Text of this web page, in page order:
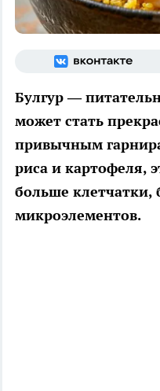
Булгур —
может стать
привычным
риса и картофеля,
больше клетчатки,
микроэлементов.